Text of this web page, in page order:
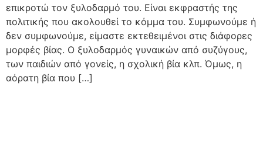
επικροτώ τον ξυλοδαρμό του. Είναι εκφραστής της
πολιτικής που ακολουθεί το κόμμα του. Συμφωνούμε ή
δεν συμφωνούμε, είμαστε εκτεθειμένοι στις διάφορες
μορφές βίας. Ο ξυλοδαρμός γυναικών από συζύγους,
των παιδιών από γονείς, η σχολική βία κλπ. Όμως, η
αόρατη βία που […]